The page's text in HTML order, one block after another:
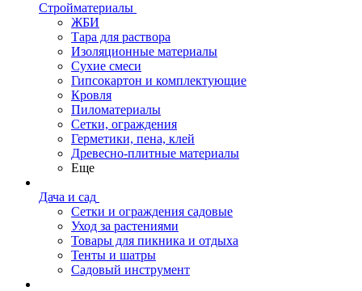
Стройматериалы
ЖБИ
Тара для раствора
Изоляционные материалы
Сухие смеси
Гипсокартон и комплектующие
Кровля
Пиломатериалы
Сетки, ограждения
Герметики, пена, клей
Древесно-плитные материалы
Еще
Дача и сад
Сетки и ограждения садовые
Уход за растениями
Товары для пикника и отдыха
Тенты и шатры
Садовый инструмент